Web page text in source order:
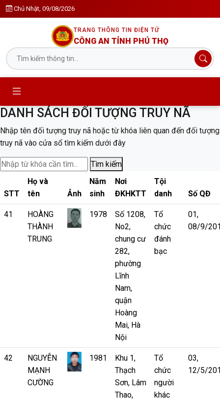
Chủ Nhật, 09/08/2026
TRANG THÔNG TIN ĐIỆN TỬ
CÔNG AN TỈNH PHÚ THỌ
DANH SÁCH ĐỐI TƯỢNG TRUY NÃ
Nhập tên đối tượng truy nã hoặc từ khóa liên quan đến đối tượng
truy nã vào cửa sổ tìm kiếm dưới đây
Tìm kiếm
STT
Họ và
tên
Ảnh
Năm
sinh
Nơi
ĐKHKTT
Tội
danh
Số QĐ
41
HOÀNG
THÀNH
TRUNG
1978
Số 1208,
No2,
chung cư
282,
phường
Lĩnh
Nam,
quận
Hoàng
Mai, Hà
Nội
Tổ
chức
đánh
bạc
01,
08/9/
42
NGUYỄN
MẠNH
CƯỜNG
1981
Khu 1,
Thạch
Sơn, Lâm
Thao,
Tổ
chức
người
khác
03,
12/5/